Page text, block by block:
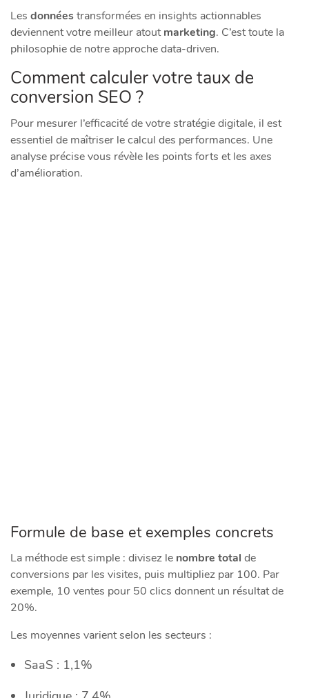
Les donnéestransformées en insights actionnables
deviennent votre meilleur atoutmarketing. C’est toute la
philosophie de notre approche data-driven.
Comment calculer votre taux de
conversion SEO ?
Pour mesurer l’efficacité de votre stratégie digitale, il est
essentiel de maîtriser le calcul des performances. Une
analyse précise vous révèle les points forts et les axes
d’amélioration.
Formule de base et exemples concrets
La méthode est simple : divisez le nombre total de
conversions par les visites, puis multipliez par 100. Par
exemple, 10 ventes pour 50 clics donnent un résultat de
20%.
Les moyennes varient selon les secteurs :
SaaS : 1,1%